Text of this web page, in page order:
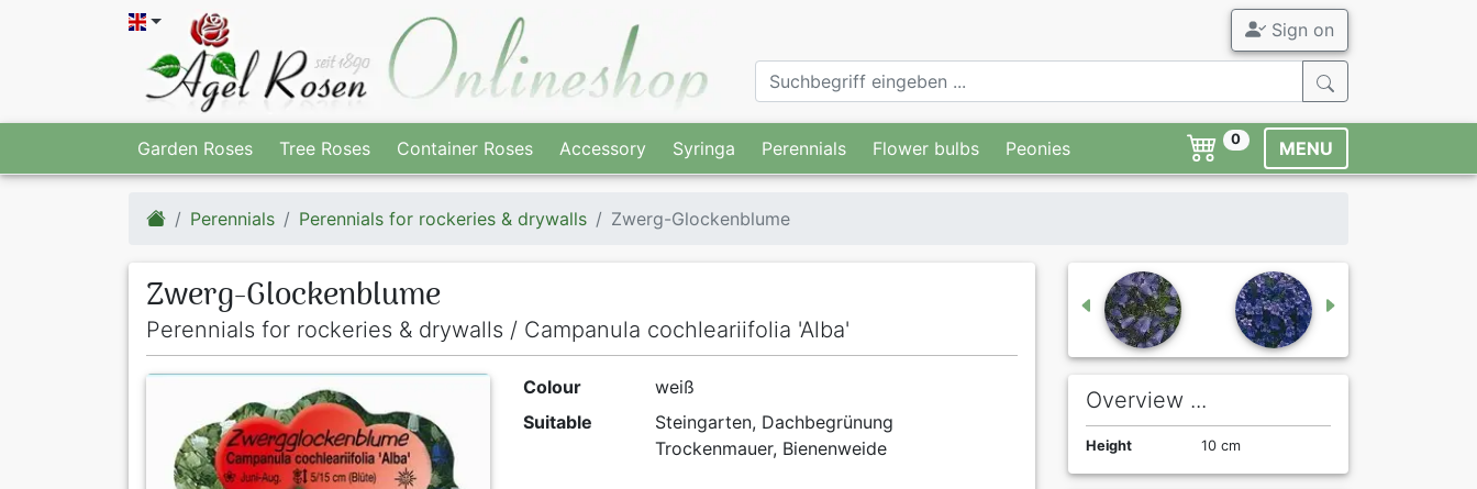
Sign on
Garden Roses Tree Roses Container Roses Accessory Syringa Perennials Flower bulbs Peonies 0 MENU
Perennials Perennials for rockeries & drywalls Zwerg-Glockenblume
Zwerg-Glockenblume
Perennials for rockeries & drywalls / Campanula cochleariifolia 'Alba'
Colour
weiß
Suitable
Steingarten, Dachbegrünung
Trockenmauer, Bienenweide
Overview ...
Height 10 cm